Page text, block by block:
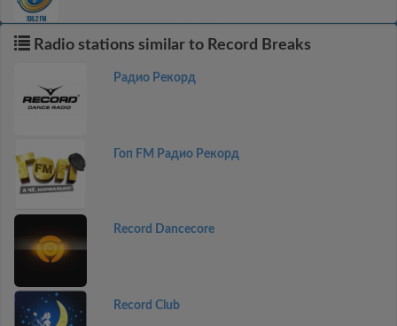
Radio stations similar to Record Breaks
Радио Рекорд
Гоп FM Радио Рекорд
Record Dancecore
Record Club